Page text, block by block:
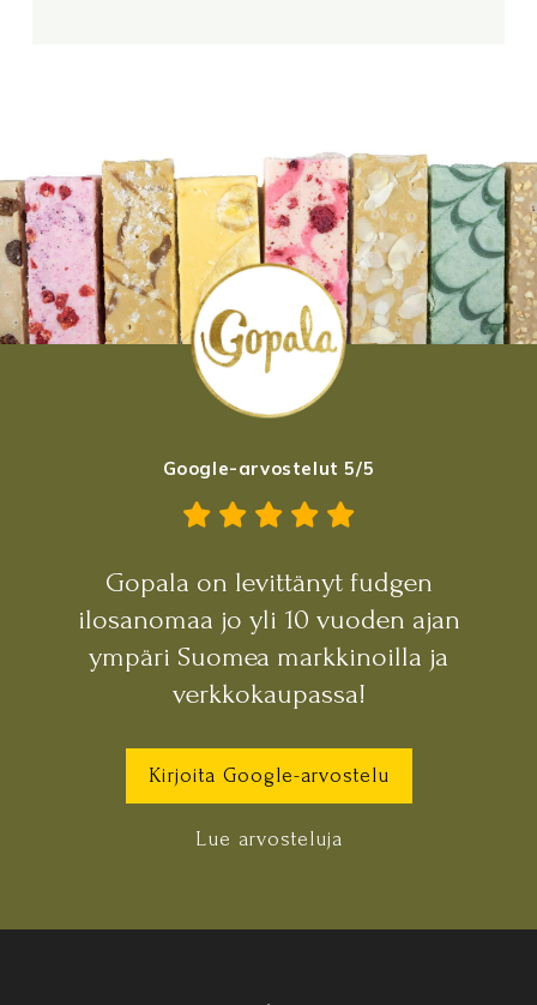
Google-arvostelut 5/5
Gopala on levittänyt fudgen
ilosanomaa jo yli 10 vuoden ajan
ympäri Suomea markkinoilla ja
verkkokaupassa!
Kirjoita Google-arvostelu
Lue arvosteluja